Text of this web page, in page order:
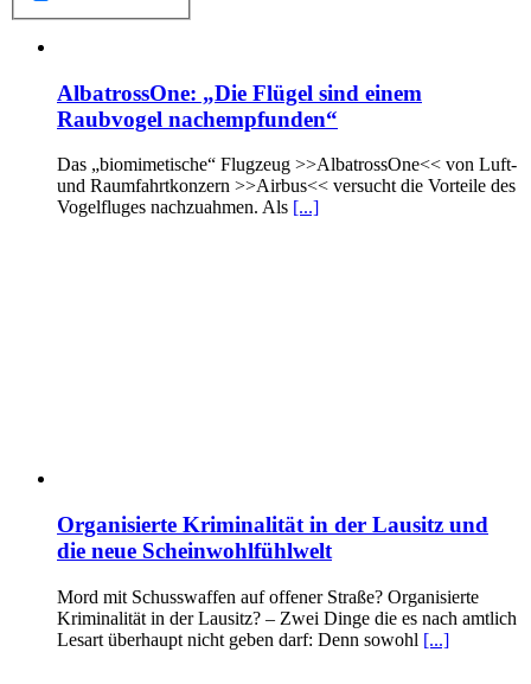
AlbatrossOne: „Die Flügel sind einem
Raubvogel nachempfunden“
Das „biomimetische“ Flugzeug >>AlbatrossOne<< von Luft-
und Raumfahrtkonzern >>Airbus<< versucht die Vorteile des
Vogelfluges nachzuahmen. Als [...]
Organisierte Kriminalität in der Lausitz und
die neue Scheinwohlfühlwelt
Mord mit Schusswaffen auf offener Straße? Organisierte
Kriminalität in der Lausitz? – Zwei Dinge die es nach amtlich
Lesart überhaupt nicht geben darf: Denn sowohl [...]